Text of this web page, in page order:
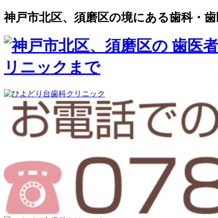
神戸市北区、須磨区の境にある歯科・